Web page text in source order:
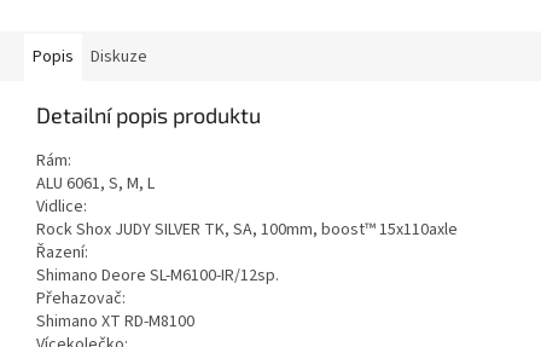
Popis Diskuze
Detailní popis produktu
Rám:
ALU 6061, S, M, L
Vidlice:
Rock Shox JUDY SILVER TK, SA, 100mm, boost™ 15x110axle
Řazení:
Shimano Deore SL-M6100-IR/12sp.
Přehazovač:
Shimano XT RD-M8100